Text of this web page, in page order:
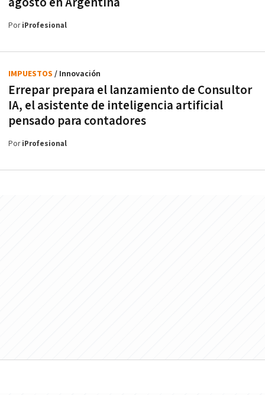
PoriProfesional
Errepar prepara el lanzamiento de Consultor
IA, el asistente de inteligencia artificial
pensado para contadores
IMPUESTOS / Innovación
PoriProfesional